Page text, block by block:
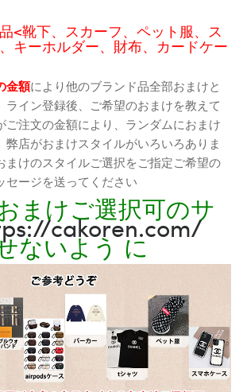
<靴下、スカーフ、ペット服、ス
キーホルダー、財布、カードケー
金額により他のブランド品全部おまけと
ライン登録後、ご希望のおまけを教えて
ご注文の金額により、ランダムにおまけ
弊店がおまけスタイルがいろいろありま
まけのスタイルご選択をご指定ご希望の
セージを送ってください
まけご選択可のサ
cakoren.com/
ないよう に